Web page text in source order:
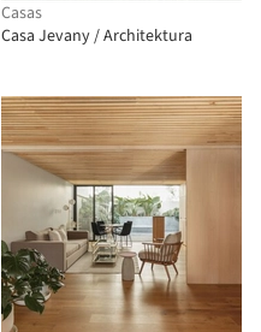
Casas
Casa Jevany / Architektura